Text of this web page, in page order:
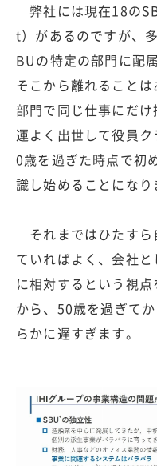
弊社には現在18の
t）があるのですが、
BUの特定の部門に配
そこから離れること
部門で同じ仕事にだ
運よく出世して役員
0歳を過ぎた時点で初
識し始めることになり
それまではひたすら
ていればよく、会社
に相対するという視
から、50歳を過ぎて
らかに遅すぎます。